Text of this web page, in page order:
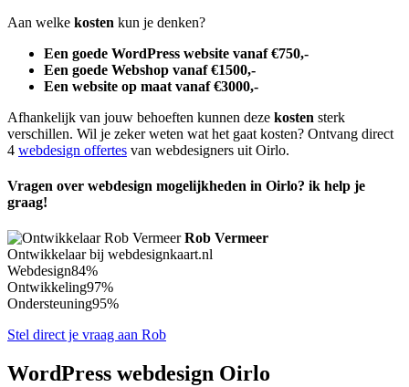
Aan welke kosten kun je denken?
Een goede WordPress website vanaf €750,-
Een goede Webshop vanaf €1500,-
Een website op maat vanaf €3000,-
Afhankelijk van jouw behoeften kunnen deze kosten sterk
verschillen. Wil je zeker weten wat het gaat kosten? Ontvang direct
4 webdesign offertes van webdesigners uit Oirlo.
Vragen over webdesign mogelijkheden in Oirlo? ik help je
graag!
Rob Vermeer
Ontwikkelaar bij webdesignkaart.nl
Webdesign84%
Ontwikkeling97%
Ondersteuning95%
Stel direct je vraag aan Rob
WordPress webdesign Oirlo